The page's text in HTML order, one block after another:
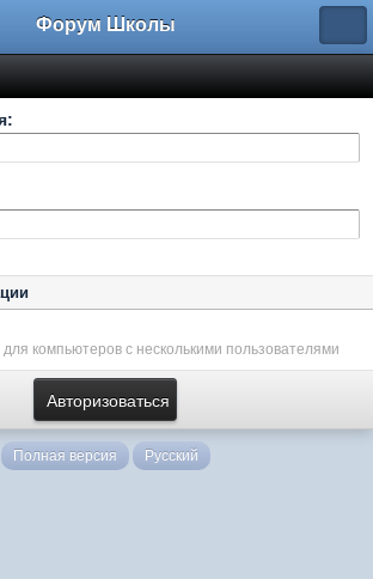
Форум Школы
компьютеров с несколькими пользователями
Полная версия Русский